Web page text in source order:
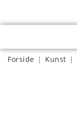
Forside | Kunst |